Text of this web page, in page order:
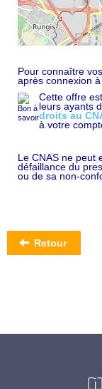
Pour connaître
après connexion à
Cette offre
leurs ayants
droits au
à votre
Le CNAS ne peut
défaillance du
ou de sa non-
Retour